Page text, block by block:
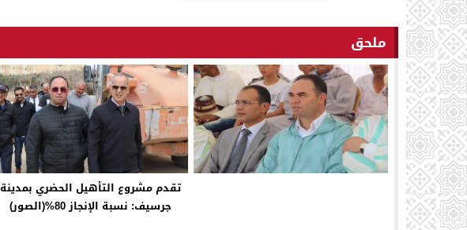
ملحق
تقدم مشروع التأهيل الحضري بمدينة
جرسيف: نسبة الإنجاز 80%(الصور)